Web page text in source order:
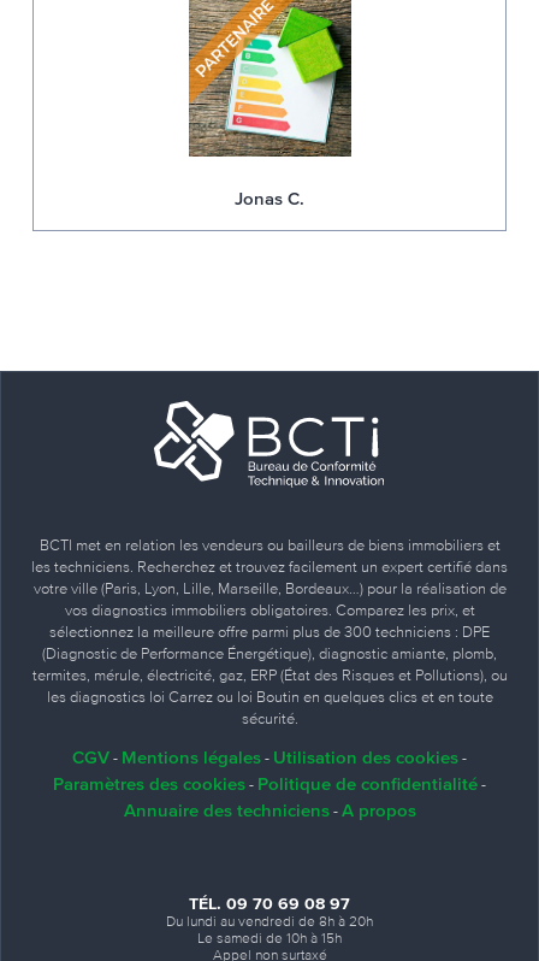
Jonas C.
BCTI met en relation les vendeurs ou bailleurs de biens immobiliers et
les techniciens. Recherchez et trouvez facilement un expert certifié dans
votre ville (Paris, Lyon, Lille, Marseille, Bordeaux…) pour la réalisation de
vos diagnostics immobiliers obligatoires. Comparez les prix, et
sélectionnez la meilleure offre parmi plus de 300 techniciens : DPE
(Diagnostic de Performance Énergétique), diagnostic amiante, plomb,
termites, mérule, électricité, gaz, ERP (État des Risques et Pollutions), ou
les diagnostics loi Carrez ou loi Boutin en quelques clics et en toute
sécurité.
CGV - Mentions légales - Utilisation des cookies -
Paramètres des cookies - Politique de confidentialité -
Annuaire des techniciens- A propos
TÉL. 09 70 69 08 97
Du lundi au vendredi de 8h à 20h
Le samedi de 10h à 15h
Appel non surtaxé